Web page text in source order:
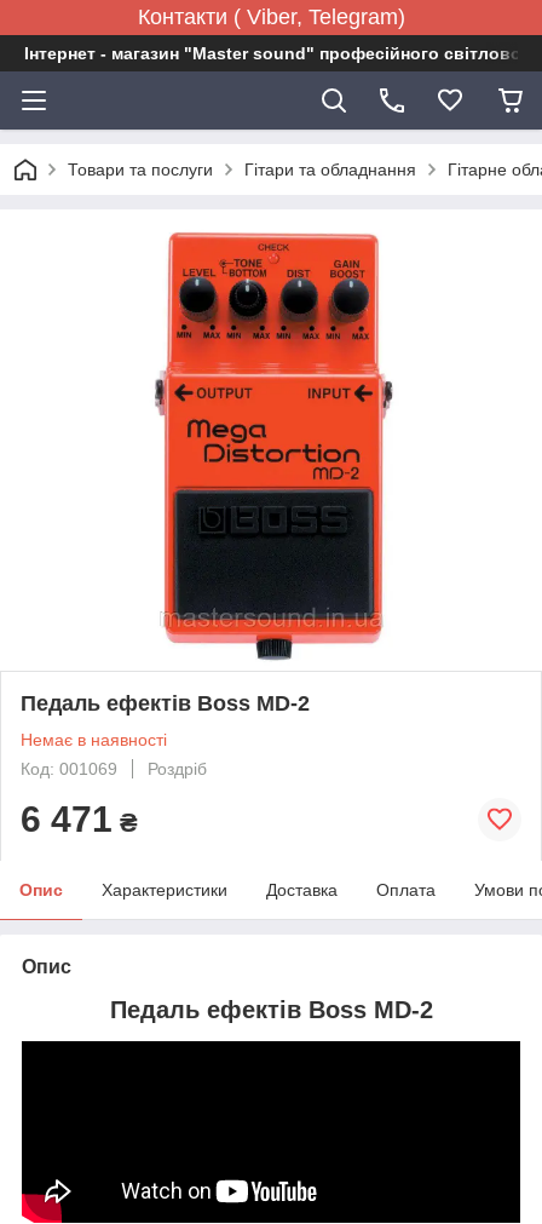
Контакти ( Viber, Telegram)
Інтернет - магазин "Master sound" професійного
Товари та послуги Гітари та обладнання Гітарне
Педаль ефектів Boss MD-2
Немає в наявності
Код: 001069
Роздріб
6 471 ₴
Опис Характеристики Доставка Оплата Умови
Опис
Педаль ефектів Boss MD-2